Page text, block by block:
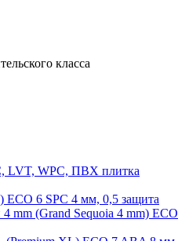
класса
LVT, WPC, ПВХ плитка
ECO 6 SPC 4 мм, 0,5 защита
mm (Grand Sequoia 4 mm) ECO